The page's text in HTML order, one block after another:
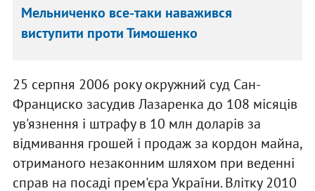
Мельниченко все-таки наважився
виступити проти Тимошенко
25 серпня 2006 року окружний суд Сан-
Франциско засудив Лазаренка до 108 місяців
ув'язнення і штрафу в 10 млн доларів за
відмивання грошей і продаж за кордон майна,
отриманого незаконним шляхом при веденні
справ на посаді прем'єра України. Влітку 2010